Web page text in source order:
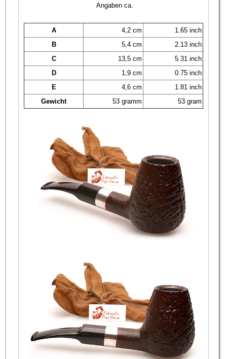
Angaben ca.
A 4,2 cm
1.65 inch
B
5,4 cm
2.13 inch
C
13,5 cm
5.31 inch
D
1,9 cm
0.75 inch
E
4,6 cm
1.81 inch
Gewicht
53 gramm 53 gram